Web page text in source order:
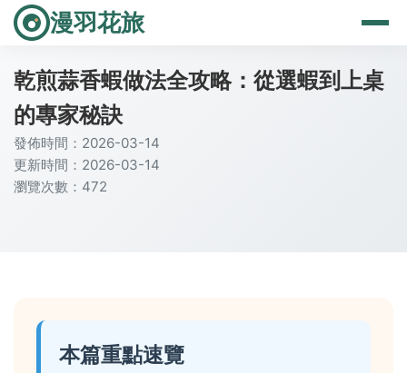
漫羽花旅
乾煎蒜香蝦做法全攻略：從選蝦到上桌
的專家秘訣
發佈時間：2026-03-14
更新時間：2026-03-14
瀏覽次數：472
本篇重點速覽